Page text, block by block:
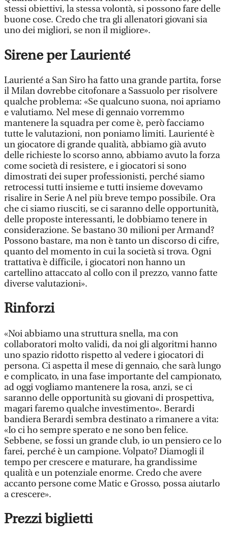
stessi obiettivi, la stessa volontà, si possono fare delle
buone cose. Credo che tra gli allenatori giovani sia
uno dei migliori, se non il migliore».
Sirene per Laurienté
Laurienté a San Siro ha fatto una grande partita, forse
il Milan dovrebbe citofonare a Sassuolo per risolvere
qualche problema: «Se qualcuno suona, noi apriamo
e valutiamo. Nel mese di gennaio vorremmo
mantenere la squadra per come è, però facciamo
tutte le valutazioni, non poniamo limiti. Laurienté è
un giocatore di grande qualità, abbiamo già avuto
delle richieste lo scorso anno, abbiamo avuto la forza
come società di resistere, e i giocatori si sono
dimostrati dei super professionisti, perché siamo
retrocessi tutti insieme e tutti insieme dovevamo
risalire in Serie A nel più breve tempo possibile. Ora
che ci siamo riusciti, se ci saranno delle opportunità,
delle proposte interessanti, le dobbiamo tenere in
considerazione. Se bastano 30 milioni per Armand?
Possono bastare, ma non è tanto un discorso di cifre,
quanto del momento in cui la società si trova. Ogni
trattativa è difficile, i giocatori non hanno un
cartellino attaccato al collo con il prezzo, vanno fatte
diverse valutazioni».
Rinforzi
«Noi abbiamo una struttura snella, ma con
collaboratori molto validi, da noi gli algoritmi hanno
uno spazio ridotto rispetto al vedere i giocatori di
persona. Ci aspetta il mese di gennaio, che sarà lungo
e complicato, in una fase importante del campionato,
ad oggi vogliamo mantenere la rosa, anzi, se ci
saranno delle opportunità su giovani di prospettiva,
magari faremo qualche investimento». Berardi
bandiera Berardi sembra destinato a rimanere a vita:
«Io ci ho sempre sperato e ne sono ben felice.
Sebbene, se fossi un grande club, io un pensiero ce lo
farei, perché è un campione. Volpato? Diamogli il
tempo per crescere e maturare, ha grandissime
qualità e un potenziale enorme. Credo che avere
accanto persone come Matic e Grosso, possa aiutarlo
a crescere».
Prezzi biglietti